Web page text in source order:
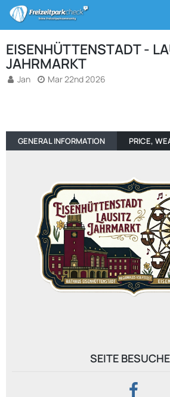
EISENHÜTTENSTADT -
JAHRMARKT
Jan
Mar 22nd 2026
GENERAL INFORMATION PRICE,
SEITE